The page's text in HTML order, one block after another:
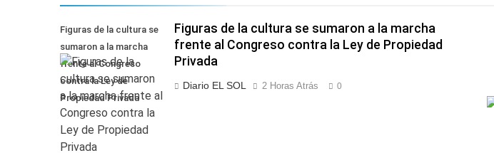
Figuras de la cultura se
sumaron a la marcha
frente al Congreso
contra la Ley de
Propiedad Privada
Figuras de la cultura se sumaron a la marcha
frente al Congreso contra la Ley de Propiedad
Privada
Diario EL SOL 2 Horas Atrás 0